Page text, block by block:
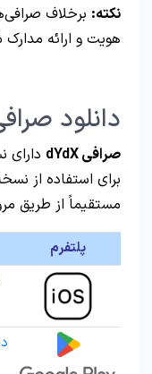
نکته: برخلاف
هویت و ارائه
دانلود
صرافی dYdX
برای استفاده از
مستقیماً از طریق
پلتفرم